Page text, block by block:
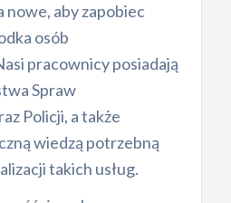
nowe, aby zapobiec
osób
pracownicy posiadają
Spraw
Policji, a także
wiedzą potrzebną
takich usług.